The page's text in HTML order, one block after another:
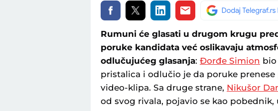
Rumuni će glasati u drugom krugu
poruke kandidata već oslikavaju
odlučujućeg glasanja: Đorđe Simion
pristalica i odlučio je da poruke
video-klipa. Sa druge strane, Nikušor
od svog rivala, pojavio se kao